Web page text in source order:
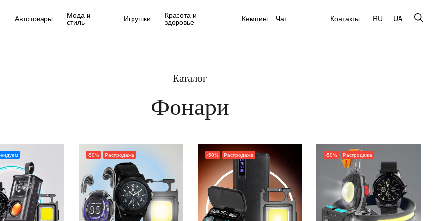
Автотовары Мода и
стиль Игрушки Красота и
здоровье Кемпинг Чат Контакты RU UA
Каталог
Фонари
-50% Распродажа -50% Распродажа -50% Распродажа